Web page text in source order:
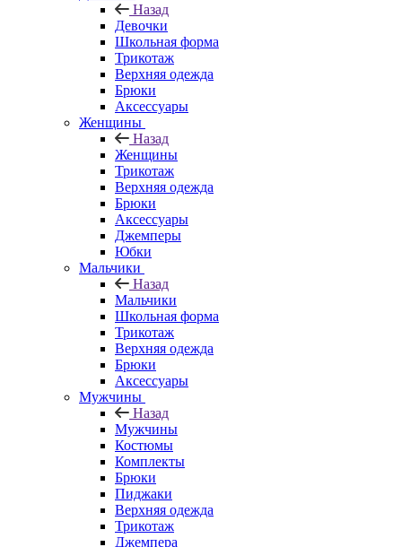
Назад
Девочки
Школьная форма
Трикотаж
Верхняя одежда
Брюки
Аксессуары
Женщины
Назад
Женщины
Трикотаж
Верхняя одежда
Брюки
Аксессуары
Джемперы
Юбки
Мальчики
Назад
Мальчики
Школьная форма
Трикотаж
Верхняя одежда
Брюки
Аксессуары
Мужчины
Назад
Мужчины
Костюмы
Комплекты
Брюки
Пиджаки
Верхняя одежда
Трикотаж
Джемпера